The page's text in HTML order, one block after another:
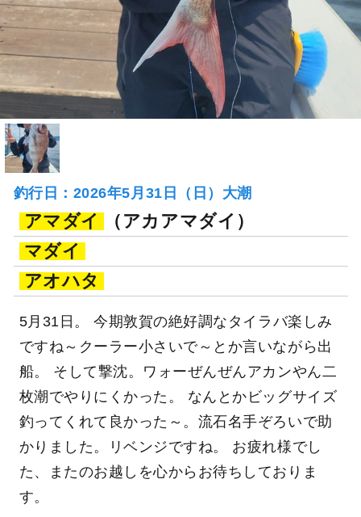
釣行日：2026年5月31日（日）大潮
アマダイ
（アカアマダイ）
マダイ
アオハタ
5月31日。 今期敦賀の絶好調なタイラバ楽しみ
ですね～クーラー小さいで～とか言いながら出
船。 そして撃沈。ワォーぜんぜんアカンやん二
枚潮でやりにくかった。 なんとかビッグサイズ
釣ってくれて良かった～。流石名手ぞろいで助
かりました。リベンジですね。 お疲れ様でし
た、またのお越しを心からお待ちしておりま
す。